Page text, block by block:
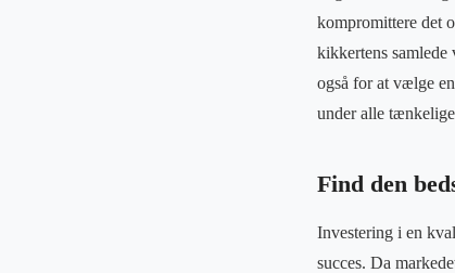
kompromittere det
kikkertens samlede
også for at vælge
under alle
Find den
Investering i en
succes. Da